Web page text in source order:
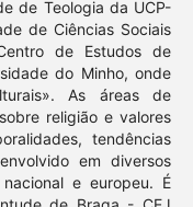
de Teologia da UCP-
de Ciências Sociais
de Estudos de
do Minho, onde
As áreas de
religião e valores
tendências
em diversos
e europeu. É